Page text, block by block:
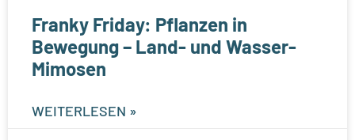
Franky Friday: Pflanzen in
Bewegung – Land- und Wasser-
Mimosen
WEITERLESEN »